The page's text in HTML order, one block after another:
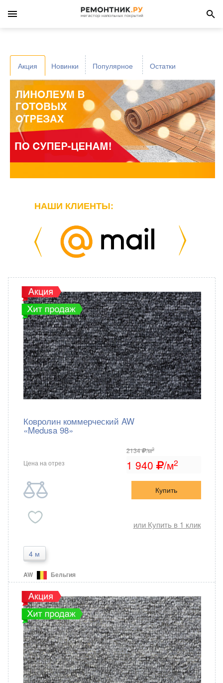
Акция Новинки Популярное Остатки
НАШИ КЛИЕНТЫ:
Ковролин коммерческий AW
«Medusa 98»
Цена на отрез
2134 /м2
1 940 /м2
Купить
или Купить в 1 клик
4 м
AW Бельгия